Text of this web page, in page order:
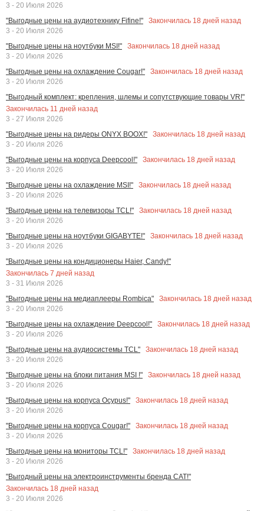
3 - 20 Июля 2026
"Выгодные цены на аудиотехнику Fifine!"
Закончилась 18 дней назад
3 - 20 Июля 2026
"Выгодные цены на ноутбуки MSI!"
Закончилась 18 дней назад
3 - 20 Июля 2026
"Выгодные цены на охлаждение Cougar!"
Закончилась 18 дней назад
3 - 20 Июля 2026
"Выгодный комплект: крепления, шлемы и сопутствующие товары VR!"
Закончилась 11 дней назад
3 - 27 Июля 2026
"Выгодные цены на ридеры ONYX BOOX!"
Закончилась 18 дней назад
3 - 20 Июля 2026
"Выгодные цены на корпуса Deepcool!"
Закончилась 18 дней назад
3 - 20 Июля 2026
"Выгодные цены на охлаждение MSI!"
Закончилась 18 дней назад
3 - 20 Июля 2026
"Выгодные цены на телевизоры TCL!"
Закончилась 18 дней назад
3 - 20 Июля 2026
"Выгодные цены на ноутбуки GIGABYTE!"
Закончилась 18 дней назад
3 - 20 Июля 2026
"Выгодные цены на кондиционеры Haier, Candy!"
Закончилась 7 дней назад
3 - 31 Июля 2026
"Выгодные цены на медиаплееры Rombica"
Закончилась 18 дней назад
3 - 20 Июля 2026
"Выгодные цены на охлаждение Deepcool!"
Закончилась 18 дней назад
3 - 20 Июля 2026
"Выгодные цены на аудиосистемы TCL"
Закончилась 18 дней назад
3 - 20 Июля 2026
"Выгодные цены на блоки питания MSI !"
Закончилась 18 дней назад
3 - 20 Июля 2026
"Выгодные цены на корпуса Ocypus!"
Закончилась 18 дней назад
3 - 20 Июля 2026
"Выгодные цены на корпуса Cougar!"
Закончилась 18 дней назад
3 - 20 Июля 2026
"Выгодные цены на мониторы TCL!"
Закончилась 18 дней назад
3 - 20 Июля 2026
"Выгодный цены на электроинструменты бренда CAT!"
Закончилась 18 дней назад
3 - 20 Июля 2026